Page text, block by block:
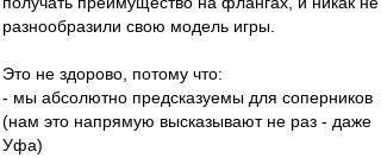
разнообразили свою модель игры.
Это не здорово, потому что:
- мы абсолютно предсказуемы для соперников
(нам это напрямую высказывают не раз - даже
Уфа)